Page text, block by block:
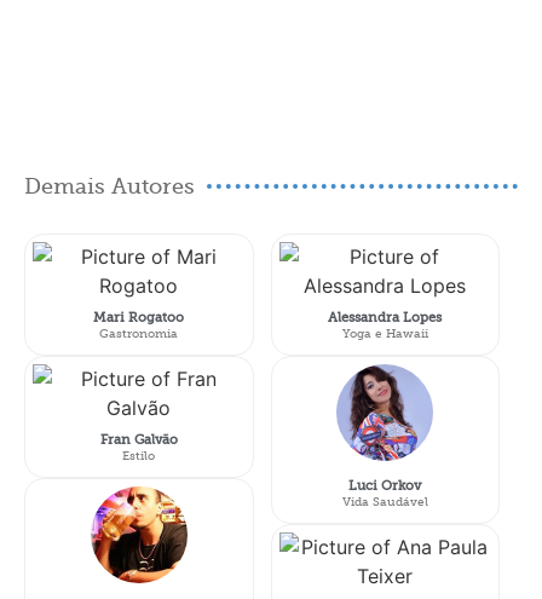
Demais Autores
Mari Rogatoo
Gastronomia
Fran Galvão
Estilo
Alessandra Lopes
Yoga e Hawaii
Luci Orkov
Vida Saudável